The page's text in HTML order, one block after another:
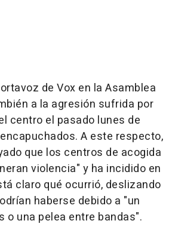
de Vox en la Asamblea
a la agresión sufrida por
centro el pasado lunes de
A este respecto,
que los centros de acogida
violencia" y ha incidido en
claro qué ocurrió, deslizando
haberse debido a "un
o una pelea entre bandas".